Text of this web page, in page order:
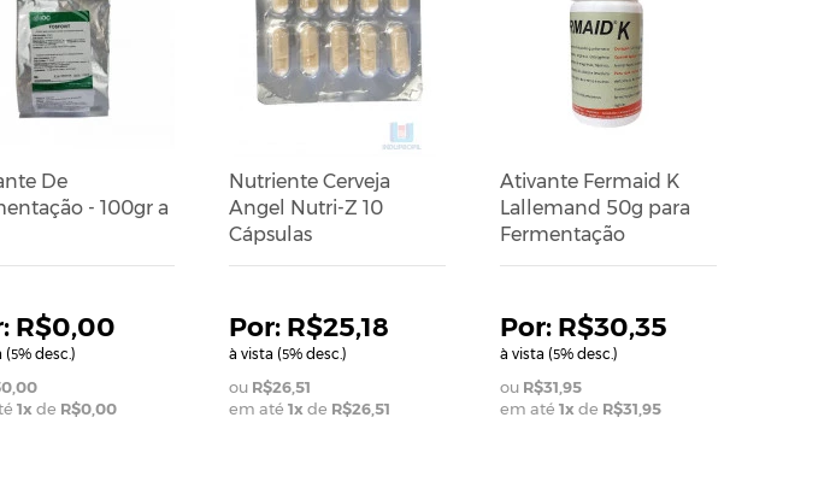
De
- 100gr a
R$0,00
(5% desc.)
1x de R$0,00
Nutriente Cerveja
Angel Nutri-Z 10
Cápsulas
R$25,18
à vista (5% desc.)
R$26,51
em até 1x de R$26,51
Ativante Fermaid K
Lallemand 50g para
Fermentação
R$30,35
à vista (5% desc.)
R$31,95
em até 1x de R$31,95